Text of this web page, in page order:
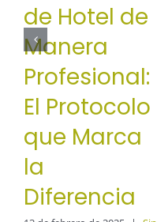
de Hotel de
Manera
Profesional:
El Protocolo
que Marca
la
Diferencia